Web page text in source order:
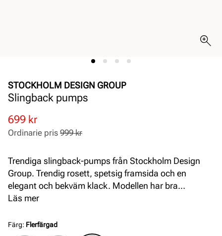
STOCKHOLM DESIGN GROUP
Slingback pumps
Rabatterat
pris
699 kr
Ordinarie
pris
Ordinarie pris 999 kr
Trendiga slingback-pumps från Stockholm Design
Group. Trendig rosett, spetsig framsida och en
elegant och bekväm klack. Modellen har bra
passform och en innersula med gel för ökad komfort.
Läs mer
Färg: Flerfärgad